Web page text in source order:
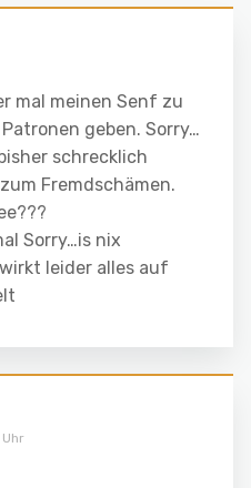
mal meinen Senf zu
geben. Sorry…
schrecklich
Fremdschämen.
Sorry…is nix
leider alles auf